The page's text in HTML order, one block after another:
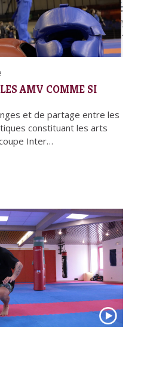
AMV COMME SI
et de partage entre les
constituant les arts
Inter…